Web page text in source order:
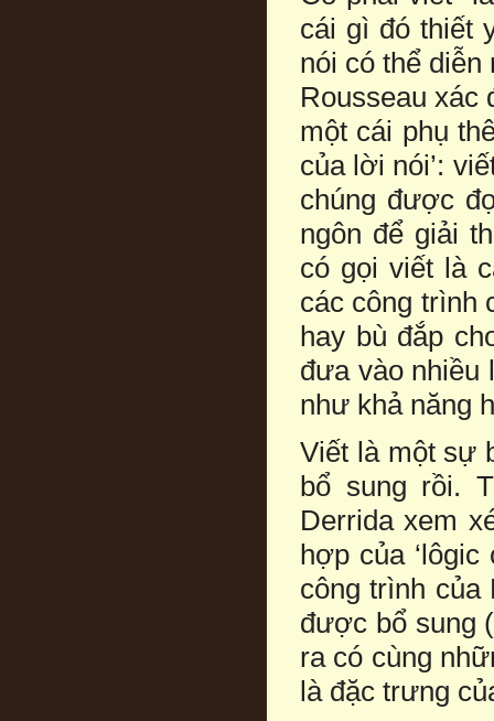
cái gì đó thiết
nói có thể diễn
Rousseau xác
một cái phụ
của lời nói’:
chúng được
ngôn để giải
có gọi viết là
các công trình
hay bù đắp
đưa vào nhiều
như khả năng
Viết là một sự
bổ sung rồi.
Derrida xem
hợp của
công trình của
được bổ sung
ra có cùng
là đặc trưng